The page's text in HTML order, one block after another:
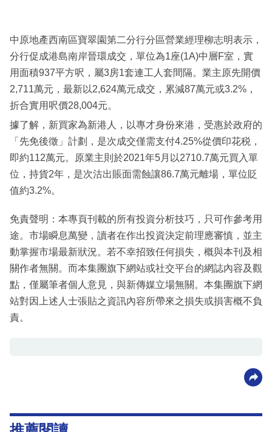
中原地產西南區寶翠園第二分行分區營業經理柳志明表示，
分行促成港島南岸晉環成交，單位為1座(1A)中層F室，實
用面積937平方呎，屬3房1套連工人套間隔。業主原先開價
2,711萬元，最新以2,624萬元成交，累減87萬元或3.2%，
折合實用呎價28,004元。
據了解，新買家為新港人，以專才身份來港，受惠於政府的
「先免後徵」計劃，是次成交僅需支付4.25%從價印花税，
即約112萬元。原業主則於2021年5月以2710.7萬元買入單
位，持貨2年，是次沽出賬面需蝕讓86.7萬元離場，單位貶
值約3.2%。
免責聲明：本專頁刊載的所有投資分析技巧，只可作參考用
途。市場瞬息萬變，讀者在作出投資決定前理應審慎，並主
動掌握市場最新狀況。若不幸招致任何損失，概與本刊及相
關作者無關。而本集團旗下網站或社交平台的網誌內容及觀
點，僅屬筆者個人意見，與新傳媒立場無關。本集團旗下網
站對因上述人士張貼之資訊內容所帶來之損失或損害概不負
責。